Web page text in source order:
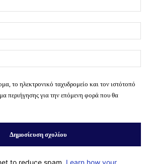
το ηλεκτρονικό ταχυδρομείο και τον ιστότοπό
περιήγησης για την επόμενη φορά που θα
to reduce spam. Learn how your